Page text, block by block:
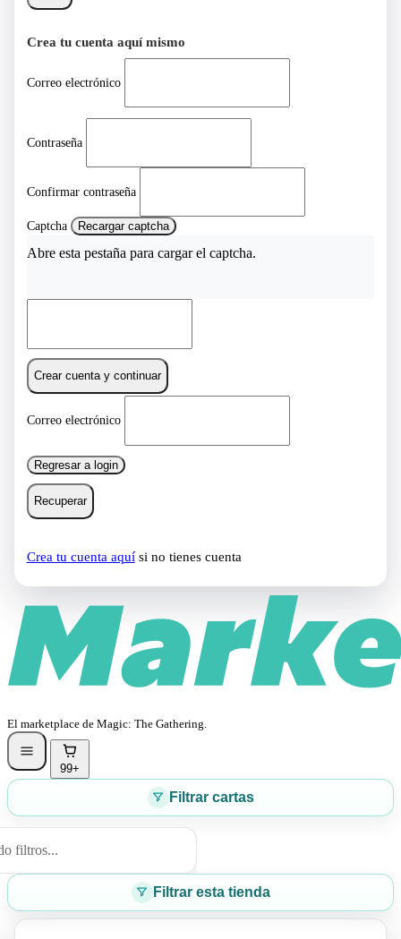
Crea tu cuenta aquí mismo
Correo electrónico
Contraseña
Confirmar contraseña
Captcha Recargar captcha
Abre esta pestaña para cargar el captcha.
Crear cuenta y continuar
Correo electrónico
Regresar a login
Recuperar
Crea tu cuenta aquísi no tienes cuenta
El marketplace de Magic: The Gathering.
99+
Filtrar cartas
filtros...
Filtrar esta tienda